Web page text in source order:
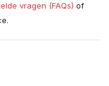
vragen (FAQs) of